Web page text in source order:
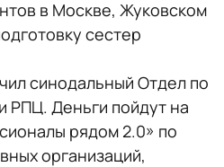
в Москве, Жуковском
сестер
синодальный Отдел по
РПЦ. Деньги пойдут на
рядом 2.0» по
организаций,